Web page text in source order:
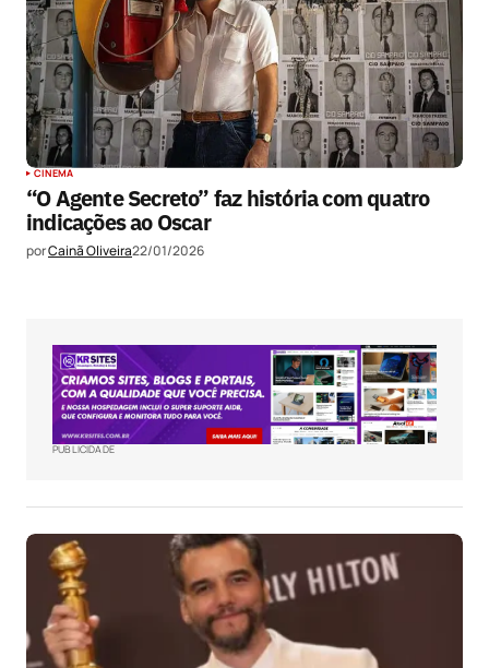
CINEMA
“O Agente Secreto” faz história com quatro
indicações ao Oscar
porCainã Oliveira22/01/2026
PUBLICIDADE